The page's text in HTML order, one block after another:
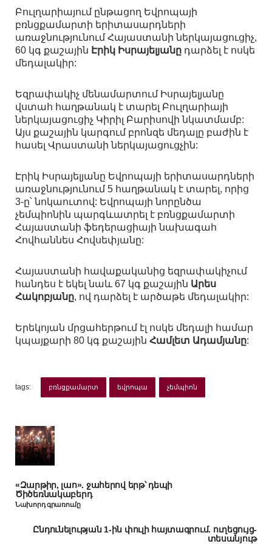
Բուլղարիայում ընթացող Եվրոպայի
բռնցքամարտի երիտասարդների
առաջնությունում Հայաստանի ներկայացուցիչ,
60 կգ քաշային Էրիկ Իսրայելյանը դարձել է ոսկե
մեդալակիր:
Եզրափակիչ մենամարտում Իսրայելյանը
վստահ հաղթանակ է տարել Բուլղարիայի
ներկայացուցիչ Կիրիլ Բարիսովի նկատմամբ:
Այս քաշային կարգում բրոնզե մեդալը բաժին է
հասել Վրաստանի ներկայացուցչին:
Էրիկ Իսրայելյանը Եվրոպայի երիտասարդների
առաջնությունում 5 հաղթանակ է տարել, որից
3-ը՝ նոկաուտով: Եվրոպայի նորընծա
չեմպիոնին պարգևատրել է բռնցքամարտի
Հայաստանի ֆեդերացիայի նախագահ
Հովհաննես Հովսեփյանը:
Հայաստանի հավաքականից եզրափակիչում
հանդես է եկել նաև 67 կգ քաշային Արես
Հակոբյանը, ով դարձել է արծաթե մեդալակիր:
Երեկոյան մրցահերթում էլ ոսկե մեդալի համար
կպայքարի 80 կգ քաշային Համլետ Ադամյանը:
tags: բռնցքամարտ եվրոպա չեմպիոն
«Զարթիր, լաո». ջահերով երթ՝ դեպի
Ծիծեռնակաբերդ
Նախորդ գրառումը
Ընդունելության 1-ին փուլի հայտագրում. ուղեցույց-
տեսանյութ